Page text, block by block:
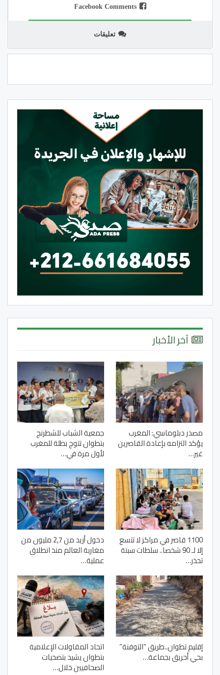
Facebook Comments
تعليقات
آخر الأخبار
مصدر دبلوماسي: المغرب
يؤكد التزامه بإعادة القاصرين
غير…
جمعية الشباب للشطرنج
بتطوان تتوج بطلة للمغرب
لأول مرة في…
1100 قاصر في مراكز لا تتسع
إلا لـ 90 شخصا.. سلطات سبتة
تحذر…
دخول أزيد من 2,7 مليون من
مغاربة العالم منذ انطلاق
عملية…
إقليم تطوان..طريق “التوفنة”
بحي أحريق بجماعة…
اتحاد المقاولات الإعلامية
بتطوان يشيد بتضحيات
الصحافيين خلال…